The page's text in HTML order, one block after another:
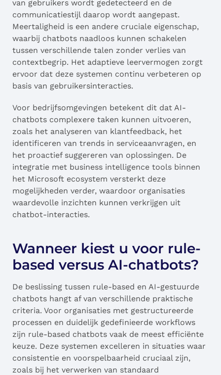
van gebruikers wordt gedetecteerd en de
communicatiestijl daarop wordt aangepast.
Meertaligheid is een andere cruciale eigenschap,
waarbij chatbots naadloos kunnen schakelen
tussen verschillende talen zonder verlies van
contextbegrip. Het adaptieve leervermogen zorgt
ervoor dat deze systemen continu verbeteren op
basis van gebruikersinteracties.
Voor bedrijfsomgevingen betekent dit dat AI-
chatbots complexere taken kunnen uitvoeren,
zoals het analyseren van klantfeedback, het
identificeren van trends in serviceaanvragen, en
het proactief suggereren van oplossingen. De
integratie met business intelligence tools binnen
het Microsoft ecosystem versterkt deze
mogelijkheden verder, waardoor organisaties
waardevolle inzichten kunnen verkrijgen uit
chatbot-interacties.
Wanneer kiest u voor rule-
based versus AI-chatbots?
De beslissing tussen rule-based en AI-gestuurde
chatbots hangt af van verschillende praktische
criteria. Voor organisaties met gestructureerde
processen en duidelijk gedefinieerde workflows
zijn rule-based chatbots vaak de meest efficiënte
keuze. Deze systemen excelleren in situaties waar
consistentie en voorspelbaarheid cruciaal zijn,
zoals bij het verwerken van standaard